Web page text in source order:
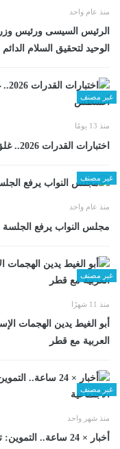
منذ عام واحد
الرئيس السيسى ورئيس
الوحيد لتحقيق السلام الدائم
غير مصنف
منذ 13 يومًا
اختبارات القدرات 2026.. غلق باب التقدم عبر موقع التنسيق 6 أغسطس
غير مصنف
منذ عام واحد
مجلس النواب يرفع الجلسة
غير مصنف
منذ 11 شهرًا
أبو الغيط يدين الهجمات
العربية مع قطر
غير مصنف
منذ شهر واحد
أخبار × 24 ساعة..